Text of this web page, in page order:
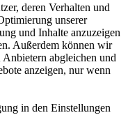
deren Verhalten und
unserer
und Inhalte anzuzeigen
Außerdem können wir
abgleichen und
anzeigen, nur wenn
in den Einstellungen